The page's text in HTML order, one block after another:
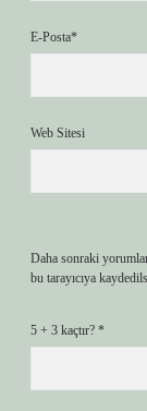
E-Posta*
Web Sitesi
Daha sonraki
bu tarayıcıya
5 + 3 kaçtır? *